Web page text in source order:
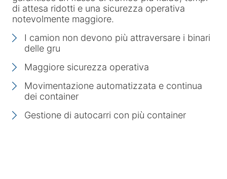
di attesa ridotti e una sicurezza operativa
notevolmente maggiore.
I camion non devono più attraversare i binari
delle gru
Maggiore sicurezza operativa
Movimentazione automatizzata e continua
dei container
Gestione di autocarri con più container